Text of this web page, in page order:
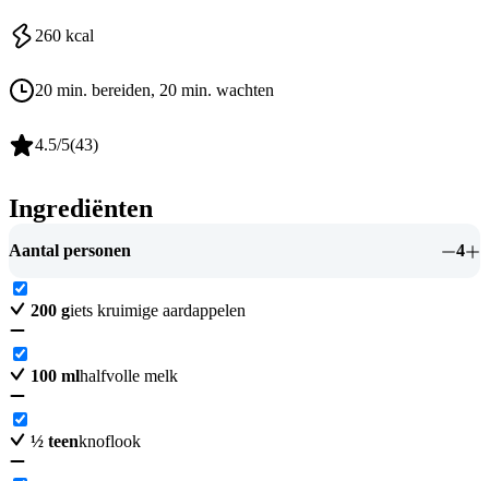
260 kcal
20 min. bereiden, 20 min. wachten
4.5/5(43)
Ingrediënten
Aantal personen 4
200 giets kruimige aardappelen
100 mlhalfvolle melk
½ teenknoflook